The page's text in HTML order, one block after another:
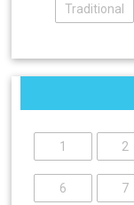
Traditional
1 2
6 7